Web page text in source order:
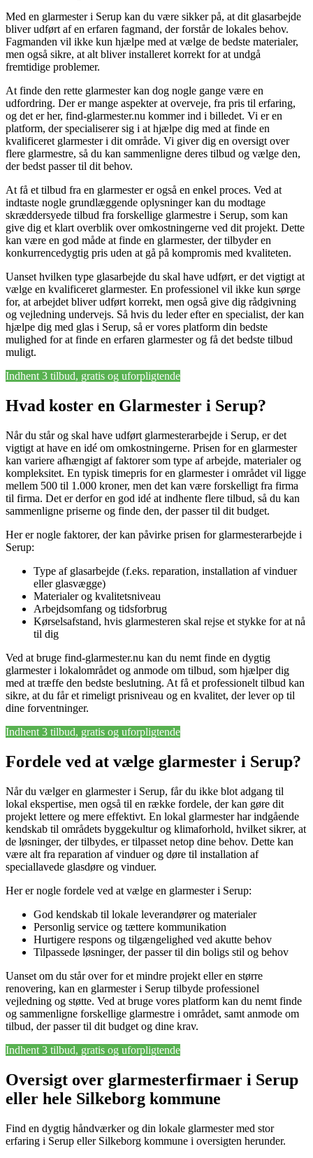
Med en glarmester i Serup kan du være sikker på, at dit glasarbejde
bliver udført af en erfaren fagmand, der forstår de lokales behov.
Fagmanden vil ikke kun hjælpe med at vælge de bedste materialer,
men også sikre, at alt bliver installeret korrekt for at undgå
fremtidige problemer.
At finde den rette glarmester kan dog nogle gange være en
udfordring. Der er mange aspekter at overveje, fra pris til erfaring,
og det er her, find-glarmester.nu kommer ind i billedet. Vi er en
platform, der specialiserer sig i at hjælpe dig med at finde en
kvalificeret glarmester i dit område. Vi giver dig en oversigt over
flere glarmestre, så du kan sammenligne deres tilbud og vælge den,
der bedst passer til dit behov.
At få et tilbud fra en glarmester er også en enkel proces. Ved at
indtaste nogle grundlæggende oplysninger kan du modtage
skræddersyede tilbud fra forskellige glarmestre i Serup, som kan
give dig et klart overblik over omkostningerne ved dit projekt. Dette
kan være en god måde at finde en glarmester, der tilbyder en
konkurrencedygtig pris uden at gå på kompromis med kvaliteten.
Uanset hvilken type glasarbejde du skal have udført, er det vigtigt at
vælge en kvalificeret glarmester. En professionel vil ikke kun sørge
for, at arbejdet bliver udført korrekt, men også give dig rådgivning
og vejledning undervejs. Så hvis du leder efter en specialist, der kan
hjælpe dig med glas i Serup, så er vores platform din bedste
mulighed for at finde en erfaren glarmester og få det bedste tilbud
muligt.
Indhent 3 tilbud, gratis og uforpligtende
Hvad koster en Glarmester i Serup?
Når du står og skal have udført glarmesterarbejde i Serup, er det
vigtigt at have en idé om omkostningerne. Prisen for en glarmester
kan variere afhængigt af faktorer som type af arbejde, materialer og
kompleksitet. En typisk timepris for en glarmester i området vil ligge
mellem 500 til 1.000 kroner, men det kan være forskelligt fra firma
til firma. Det er derfor en god idé at indhente flere tilbud, så du kan
sammenligne priserne og finde den, der passer til dit budget.
Her er nogle faktorer, der kan påvirke prisen for glarmesterarbejde i
Serup:
Type af glasarbejde (f.eks. reparation, installation af vinduer
eller glasvægge)
Materialer og kvalitetsniveau
Arbejdsomfang og tidsforbrug
Kørselsafstand, hvis glarmesteren skal rejse et stykke for at nå
til dig
Ved at bruge find-glarmester.nu kan du nemt finde en dygtig
glarmester i lokalområdet og anmode om tilbud, som hjælper dig
med at træffe den bedste beslutning. At få et professionelt tilbud kan
sikre, at du får et rimeligt prisniveau og en kvalitet, der lever op til
dine forventninger.
Indhent 3 tilbud, gratis og uforpligtende
Fordele ved at vælge glarmester i Serup?
Når du vælger en glarmester i Serup, får du ikke blot adgang til
lokal ekspertise, men også til en række fordele, der kan gøre dit
projekt lettere og mere effektivt. En lokal glarmester har indgående
kendskab til områdets byggekultur og klimaforhold, hvilket sikrer, at
de løsninger, der tilbydes, er tilpasset netop dine behov. Dette kan
være alt fra reparation af vinduer og døre til installation af
speciallavede glasdøre og vinduer.
Her er nogle fordele ved at vælge en glarmester i Serup:
God kendskab til lokale leverandører og materialer
Personlig service og tættere kommunikation
Hurtigere respons og tilgængelighed ved akutte behov
Tilpassede løsninger, der passer til din boligs stil og behov
Uanset om du står over for et mindre projekt eller en større
renovering, kan en glarmester i Serup tilbyde professionel
vejledning og støtte. Ved at bruge vores platform kan du nemt finde
og sammenligne forskellige glarmestre i området, samt anmode om
tilbud, der passer til dit budget og dine krav.
Indhent 3 tilbud, gratis og uforpligtende
Oversigt over glarmesterfirmaer i Serup
eller hele Silkeborg kommune
Find en dygtig håndværker og din lokale glarmester med stor
erfaring i Serup eller Silkeborg kommune i oversigten herunder.